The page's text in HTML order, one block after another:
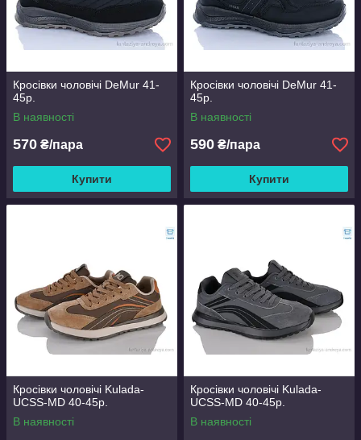
Кросівки чоловічі DeMur 41-
45р.
В наявності
570 ₴/пара
Купити
Кросівки чоловічі DeMur 41-
45р.
В наявності
590 ₴/пара
Купити
Кросівки чоловічі Kulada-
UCSS-MD 40-45р.
В наявності
Кросівки чоловічі Kulada-
UCSS-MD 40-45р.
В наявності